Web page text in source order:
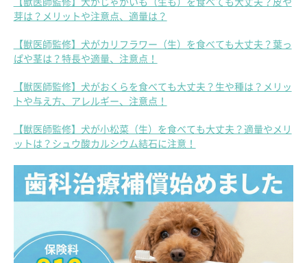
【獣医師監修】犬がじゃがいも（生も）を食べても大丈夫？皮や
芽は？メリットや注意点、適量は？
【獣医師監修】犬がカリフラワー（生）を食べても大丈夫？葉っ
ぱや茎は？特長や適量、注意点！
【獣医師監修】犬がおくらを食べても大丈夫？生や種は？メリッ
トや与え方、アレルギー、注意点！
【獣医師監修】犬が小松菜（生）を食べても大丈夫？適量やメリ
ットは？シュウ酸カルシウム結石に注意！